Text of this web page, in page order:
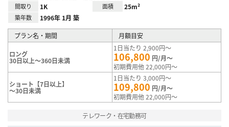
間取り 1K 面積 25m²
築年数 1996年 1月 築
プラン名・期間 月額目安
ロング
30日以上～360日未満
1日当たり 2,900円～
106,800 円/月～
初期費用他 22,000円～
ショート【7日以上】
～30日未満
1日当たり 3,000円～
109,800 円/月～
初期費用他 22,000円～
テレワーク・在宅勤務可